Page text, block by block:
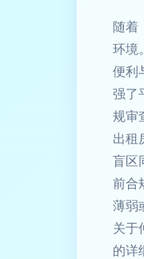
随着
环境
便利
强了
规审
出租
盲区
前合
薄弱
关于
的详